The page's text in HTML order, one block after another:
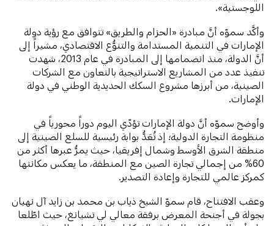
اللوجستية».
وأكَّد سموّه أنَّ مبادرة «الحزام والطريق» تتوافق مع رؤية دولة
الإمارات في التنمية المستدامة والتنوُّع الاقتصادي، مشيراً إلى
أنَّ الدولة، منذ انضمامها إلى المبادرة في عام 2013، شهدت
تنفيذ عدد من المشاريع الاستراتيجية بالتعاون مع الشركات
الصينية، من أبرزها مشروع السكك الحديدية الوطني في دولة
الإمارات.
وأوضح سموّه أنَّ دولة الإمارات تؤدّي اليوم دوراً محورياً في
منظومة التجارة الدولية؛ إذ تُعَدُّ بوابة رئيسية للسلع الصينية إلى
منطقة الشرق الأوسط وشمال إفريقيا، حيث يمرُّ عبرها أكثر من
60% من إجمالي تجارة الصين مع المنطقة، ما يعكس مكانتها
كمركز عالمي للتجارة وإعادة التصدير.
وعقب الافتتاح، قام سموّ الشيخ ذياب بن محمد بن زايد آل نهيان
بجولة في أجنحة المعرض برفقة معالي لي تشيانغ، حيث اطّلعا